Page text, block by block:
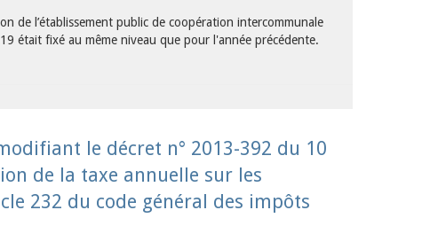
de l’établissement public de coopération intercommunale
était fixé au même niveau que pour l'année précédente.
le décret n° 2013-392 du 10
de la taxe annuelle sur les
232 du code général des impôts